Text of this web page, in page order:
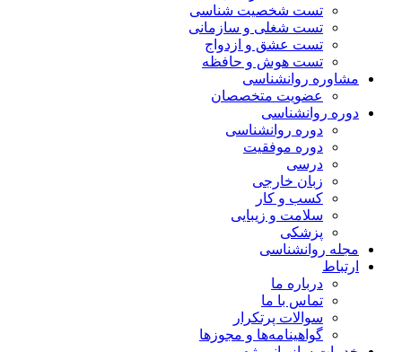
تست شخصیت شناسی
تست شغلی و سازمانی
تست عشق و ازدواج
تست هوش و حافظه
مشاوره روانشناسی
عضویت متخصصان
دوره روانشناسی
دوره روانشناسی
دوره موفقیت
درسی
زبان خارجی
کسب و کار
سلامت و زیبایی
پزشکی
مجله روانشناسی
ارتباط
درباره ما
تماس با ما
سوالات پرتکرار
گواهینامه‌ها و مجوزها